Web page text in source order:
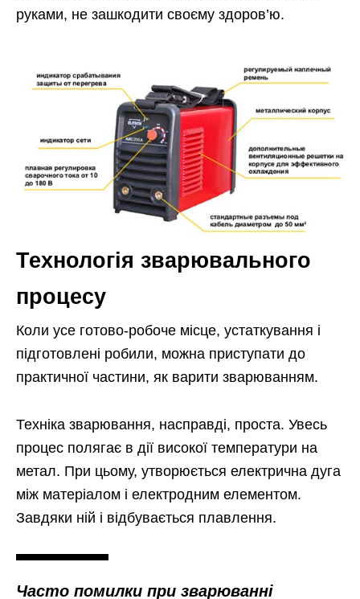
руками, не зашкодити своєму здоров’ю.
Технологія зварювального
процесу
Коли усе готово-робоче місце, устаткування і
підготовлені робили, можна приступати до
практичної частини, як варити зварюванням.
Техніка зварювання, насправді, проста. Увесь
процес полягає в дії високої температури на
метал. При цьому, утворюється електрична дуга
між матеріалом і електродним елементом.
Завдяки ній і відбувається плавлення.
Часто помилки при зварюванні